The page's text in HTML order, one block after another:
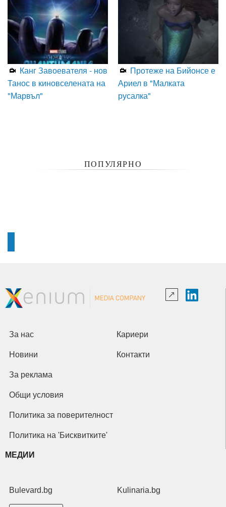
Канг Завоевателя - нов
Танос в киновселената на
"Марвъл"
Протеже на Бийонсе е
Ариел в "Малката
русалка"
ПОПУЛЯРНО
За нас Кариери
Новини Контакти
За реклама
Общи условия
Политика за поверителност
Политика на 'Бисквитките'
МЕДИИ
Bulevard.bg Kulinaria.bg